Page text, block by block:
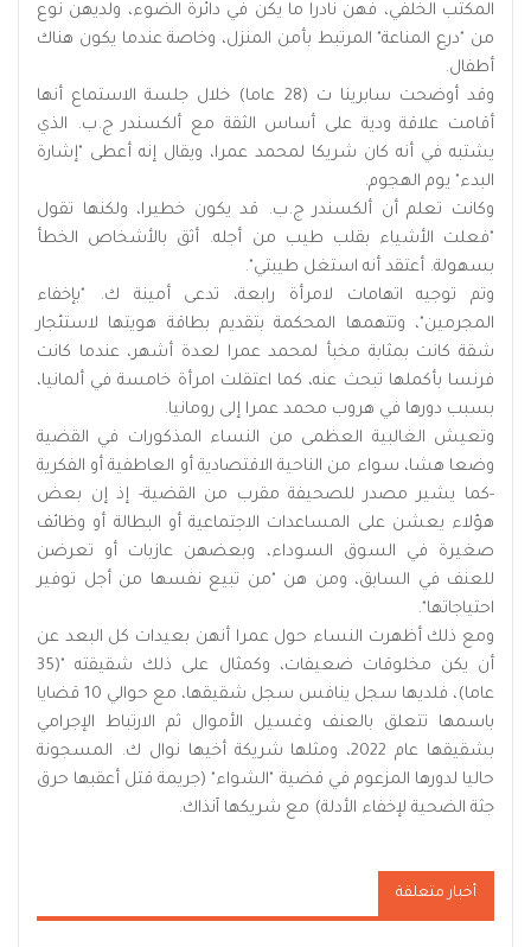
المكتب الخلفي، فهن نادرا ما يكن في دائرة الضوء، ولديهن نوع
من "درع المناعة" المرتبط بأمن المنزل، وخاصة عندما يكون هناك
أطفال.
وقد أوضحت سابرينا ت (28 عاما) خلال جلسة الاستماع أنها
أقامت علاقة ودية على أساس الثقة مع ألكسندر ج.ب. الذي
يشتبه في أنه كان شريكا لمحمد عمرا، ويقال إنه أعطى "إشارة
البدء" يوم الهجوم.
وكانت تعلم أن ألكسندر ج.ب. قد يكون خطيرا، ولكنها تقول
"فعلت الأشياء بقلب طيب من أجله. أثق بالأشخاص الخطأ
بسهولة. أعتقد أنه استغل طيبتي".
وتم توجيه اتهامات لامرأة رابعة، تدعى أمينة ك. "بإخفاء
المجرمين"، وتتهمها المحكمة بتقديم بطاقة هويتها لاستئجار
شقة كانت بمثابة مخبأ لمحمد عمرا لعدة أشهر، عندما كانت
فرنسا بأكملها تبحث عنه، كما اعتقلت امرأة خامسة في ألمانيا،
بسبب دورها في هروب محمد عمرا إلى رومانيا.
وتعيش الغالبية العظمى من النساء المذكورات في القضية
وضعا هشا، سواء من الناحية الاقتصادية أو العاطفية أو الفكرية
-كما يشير مصدر للصحيفة مقرب من القضية- إذ إن بعض
هؤلاء يعشن على المساعدات الاجتماعية أو البطالة أو وظائف
صغيرة في السوق السوداء، وبعضهن عازبات أو تعرضن
للعنف في السابق، ومن هن "من تبيع نفسها من أجل توفير
احتياجاتها".
ومع ذلك أظهرت النساء حول عمرا أنهن بعيدات كل البعد عن
أن يكن مخلوقات ضعيفات، وكمثال على ذلك شقيقته "(35
عاما)، فلديها سجل ينافس سجل شقيقها، مع حوالي 10 قضايا
باسمها تتعلق بالعنف وغسيل الأموال ثم الارتباط الإجرامي
بشقيقها عام 2022، ومثلها شريكة أخيها نوال ك. المسجونة
حاليا لدورها المزعوم في قضية "الشواء" (جريمة قتل أعقبها حرق
جثة الضحية لإخفاء الأدلة) مع شريكها آنذاك.
أخبار متعلقة